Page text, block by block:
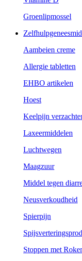
Groenlipmossel
Aambeien creme
Allergie tabletten
EHBO artikelen
Hoest
Keelpijn
Laxeermiddelen
Luchtwegen
Maagzuur
Middel tegen
Neusverkoudheid
Spierpijn
Stoppen met